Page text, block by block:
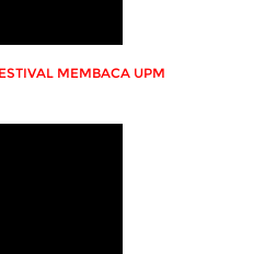
MEMBACA UPM